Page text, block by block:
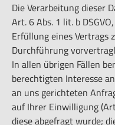
Die Verarbeitung dieser
Art. 6 Abs. 1 lit. b
Erfüllung eines Vertrags
Durchführung
In allen übrigen Fällen
berechtigten Interesse
an uns gerichteten
auf Ihrer Einwilligung
diese abgefragt wurde;